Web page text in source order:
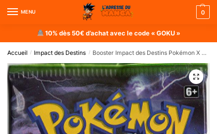
MENU 0
10% dès 50€ d’achat avec le code « GOKU »
Accueil / Impact des Destins / Booster Impact des Destins Pokémon X & Y